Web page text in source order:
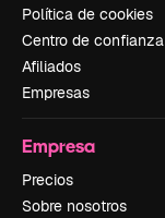
Política de cookies
Centro de confianza
Afiliados
Empresas
Empresa
Precios
Sobre nosotros